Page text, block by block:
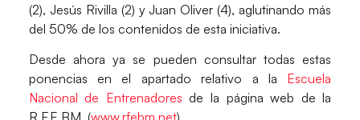
(2), Jesús Rivilla (2) y Juan Oliver (4), aglutinando más
del 50% de los contenidos de esta iniciativa.
Desde ahora ya se pueden consultar todas estas
ponencias en el apartado relativo a la Escuela
Nacional de Entrenadoresde la página web de la